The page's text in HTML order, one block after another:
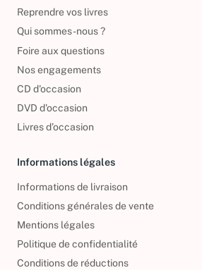
Reprendre vos livres
Qui sommes-nous ?
Foire aux questions
Nos engagements
CD d'occasion
DVD d'occasion
Livres d’occasion
Informations légales
Informations de livraison
Conditions générales de vente
Mentions légales
Politique de confidentialité
Conditions de réductions